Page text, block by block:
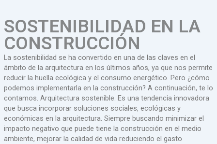
SOSTENIBILIDAD EN LA
CONSTRUCCIÓN
La sostenibilidad se ha convertido en una de las claves en el
ámbito de la arquitectura en los últimos años, ya que nos permite
reducir la huella ecológica y el consumo energético. Pero ¿cómo
podemos implementarla en la construcción? A continuación, te lo
contamos. Arquitectura sostenible. Es una tendencia innovadora
que busca incorporar soluciones sociales, ecológicas y
económicas en la arquitectura. Siempre buscando minimizar el
impacto negativo que puede tiene la construcción en el medio
ambiente, mejorar la calidad de vida reduciendo el gasto